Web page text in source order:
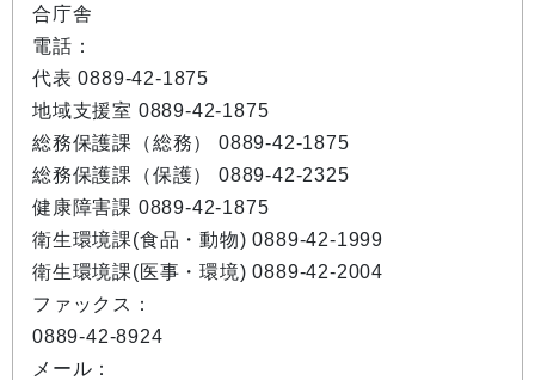
合庁舎
電話：
代表 0889-42-1875
地域支援室 0889-42-1875
総務保護課（総務） 0889-42-1875
総務保護課（保護） 0889-42-2325
健康障害課 0889-42-1875
衛生環境課(食品・動物) 0889-42-1999
衛生環境課(医事・環境) 0889-42-2004
ファックス：
0889-42-8924
メール：